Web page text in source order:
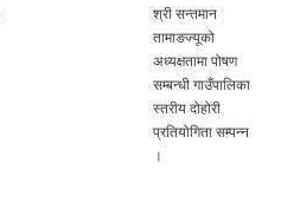
श्री सन्तमान
तामाङज्यूको
अध्यक्षतामा पोषण
सम्बन्धी गाउँपालिका
स्तरीय दोहोरी
प्रतियोगिता सम्पन्न
।